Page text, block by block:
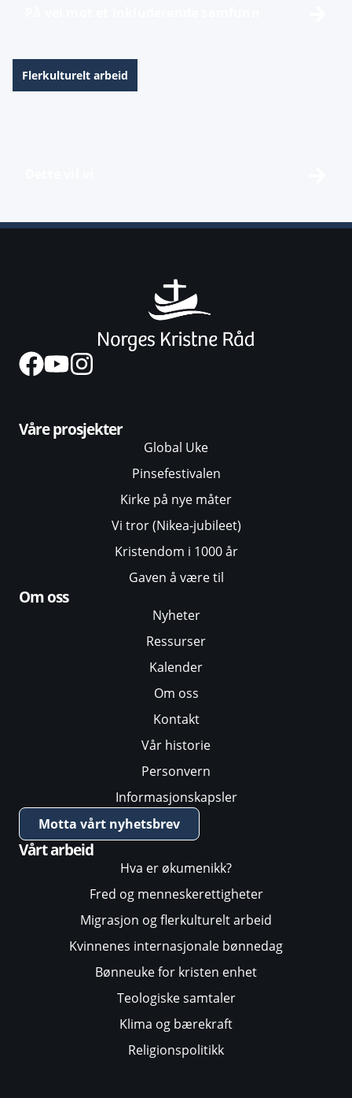
Flerkulturelt arbeid
Våre prosjekter
Global Uke
Pinsefestivalen
Kirke på nye måter
Vi tror (Nikea-jubileet)
Kristendom i 1000 år
Gaven å være til
Om oss
Nyheter
Ressurser
Kalender
Om oss
Kontakt
Vår historie
Personvern
Informasjonskapsler
Motta vårt nyhetsbrev
Vårt arbeid
Hva er økumenikk?
Fred og menneskerettigheter
Migrasjon og flerkulturelt arbeid
Kvinnenes internasjonale bønnedag
Bønneuke for kristen enhet
Teologiske samtaler
Klima og bærekraft
Religionspolitikk